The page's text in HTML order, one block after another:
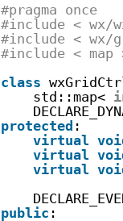
#pragma once
#include < wx/
#include < wx/
#include < map
class
std::map<
protected :
virtual
virtual
virtual
public :